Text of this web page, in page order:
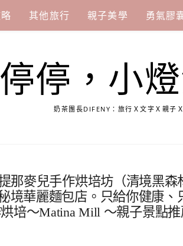
其他旅行 親子美學 勇氣膠
停，小
奶茶團長DIFENY：旅行Ｘ文字Ｘ親子
那麥兒手作烘培坊（清境黑森
境華麗麵包店。只給你健康、
培～Matina Mill ～親子景點